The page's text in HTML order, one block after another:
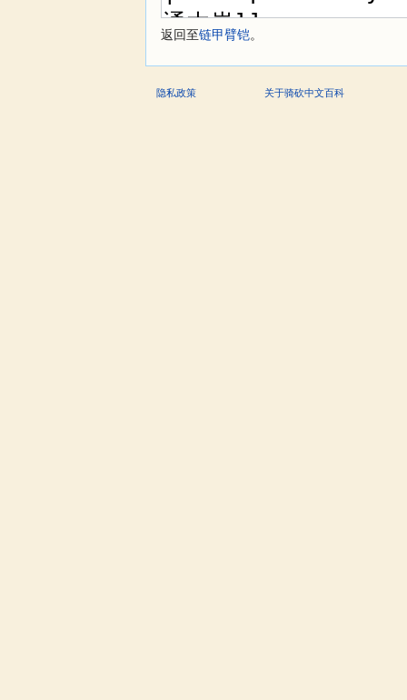
返回至链甲臂铠。
隐私政策 关于骑砍中文百科